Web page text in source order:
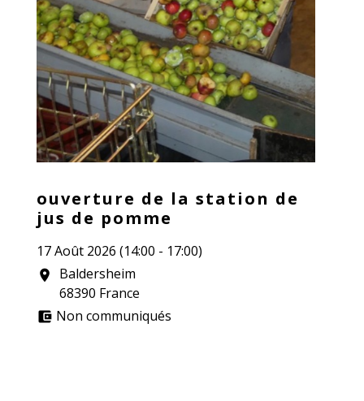
ouverture de la station de
jus de pomme
17 Août 2026 (14:00 - 17:00)
location_on
Baldersheim
68390 France
account_balance_wallet Non communiqués